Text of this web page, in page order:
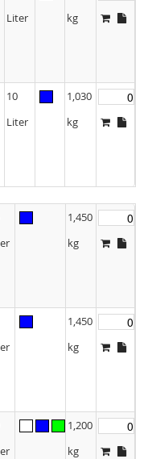
Liter
kg
10
Liter
1,030
kg
1,450
kg
1,450
kg
1,200
kg